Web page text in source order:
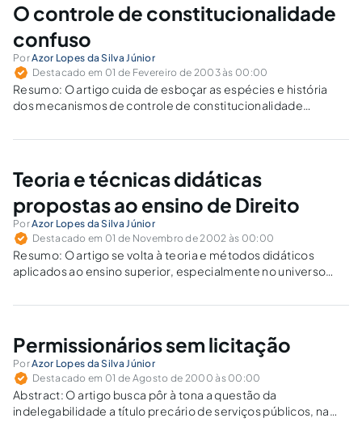
O controle de constitucionalidade
confuso
PorAzor Lopes da Silva Júnior
Destacado em 01 de Fevereiro de 2003 às 00:00
Resumo: O artigo cuida de esboçar as espécies e história
dos mecanismos de controle de constitucionalidade
Superiores às suas competências mais elevadas e, por fim,
Teoria e técnicas didáticas
propostas ao ensino de Direito
PorAzor Lopes da Silva Júnior
Destacado em 01 de Novembro de 2002 às 00:00
Resumo: O artigo se volta à teoria e métodos didáticos
aplicados ao ensino superior, especialmente no universo
sugerindo, em suas fases, posturas ao educador que se
Permissionários sem licitação
PorAzor Lopes da Silva Júnior
Destacado em 01 de Agosto de 2000 às 00:00
Abstract: O artigo busca pôr à tona a questão da
indelegabilidade a título precário de serviços públicos, na